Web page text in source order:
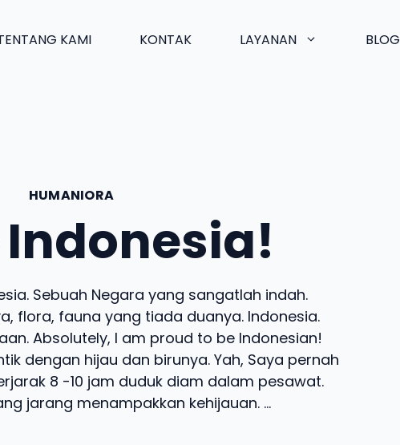
KAMI KONTAK LAYANAN BLOG
HUMANIORA
Sebuah Negara yang sangatlah indah.
flora, fauna yang tiada duanya. Indonesia.
Absolutely, I am proud to be Indonesian!
dengan hijau dan birunya. Yah, Saya pernah
8 -10 jam duduk diam dalam pesawat.
jarang menampakkan kehijauan. ...